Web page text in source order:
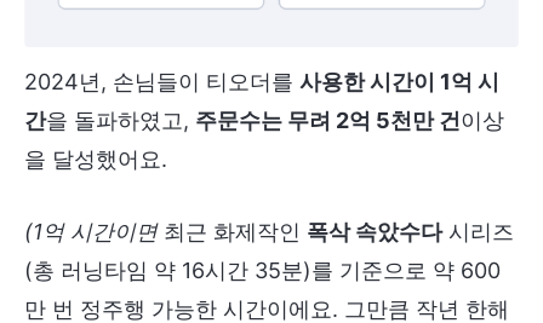
2024년, 손님들이 티오더를 사용한 시간이 1억 시
간을 돌파하였고, 주문수는 무려 2억 5천만 건이상
을 달성했어요.
(1억 시간이면 최근 화제작인 폭삭 속았수다시리즈
(총 러닝타임 약 16시간 35분)를 기준으로 약 600
만 번 정주행 가능한 시간이에요. 그만큼 작년 한해